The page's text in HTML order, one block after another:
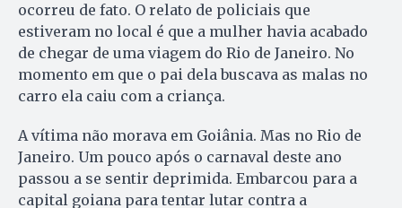
ocorreu de fato. O relato de policiais que
estiveram no local é que a mulher havia acabado
de chegar de uma viagem do Rio de Janeiro. No
momento em que o pai dela buscava as malas no
carro ela caiu com a criança.
A vítima não morava em Goiânia. Mas no Rio de
Janeiro. Um pouco após o carnaval deste ano
passou a se sentir deprimida. Embarcou para a
capital goiana para tentar lutar contra a